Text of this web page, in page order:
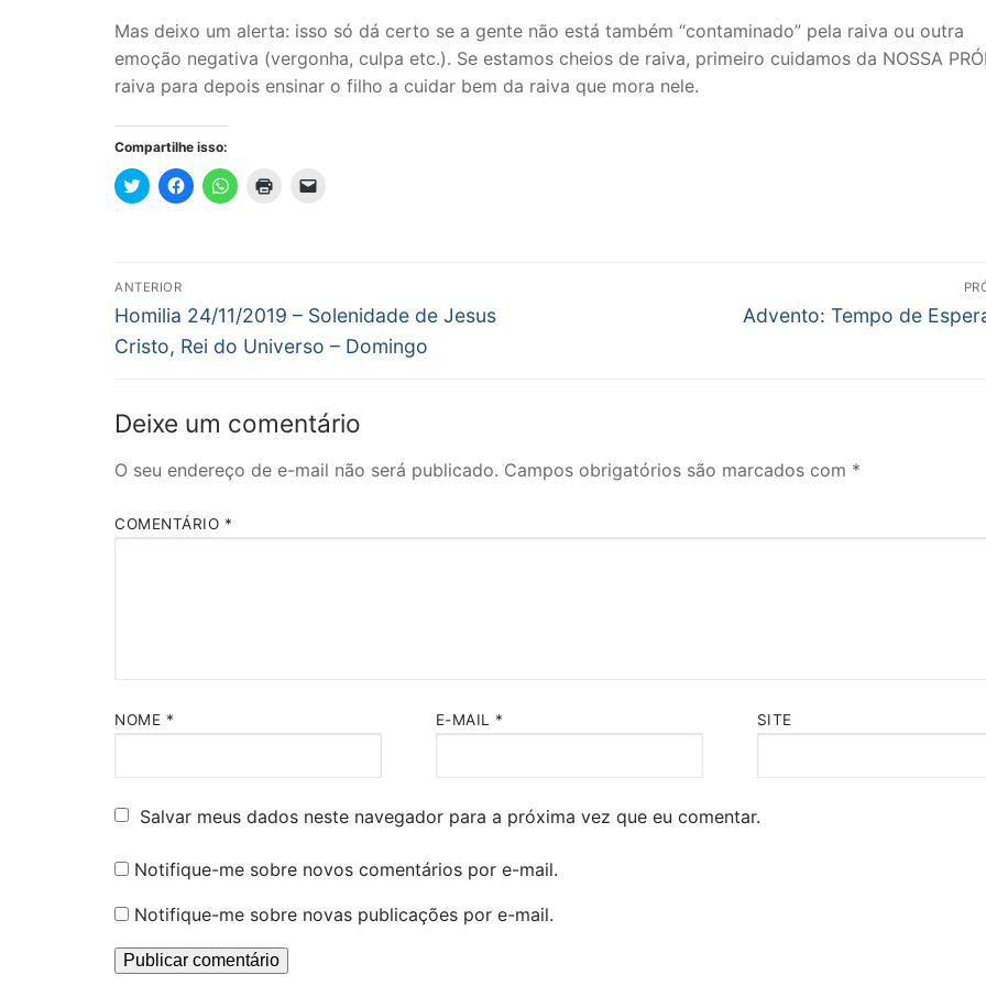
Mas deixo um alerta: isso só dá certo se a gente não está também “contaminado” pela raiva ou outra
emoção negativa (vergonha, culpa etc.). Se estamos cheios de raiva, primeiro cuidamos da NOSSA
raiva para depois ensinar o filho a cuidar bem da raiva que mora nele.
Compartilhe isso:
Clique
para
janela)
Clique
para
Clique
para
Clique
para
um
amigo(abre
em
nova
Navegação
de
Post
ANTERIOR
Post
anterior:
Homilia 24/11/2019 – Solenidade de Jesus
Cristo, Rei do Universo – Domingo
Próximo
Advento: Tempo de
Deixe um comentário
O seu endereço de e-mail não será publicado. Campos obrigatórios são marcados com *
COMENTÁRIO *
NOME * E-MAIL * SITE
Salvar meus dados neste navegador para a próxima vez que eu comentar.
Notifique-me sobre novos comentários por e-mail.
Notifique-me sobre novas publicações por e-mail.